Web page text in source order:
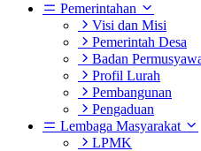
Pemerintahan
Visi dan Misi
Pemerintah Desa
Badan
Profil Lurah
Pembangunan
Pengaduan
Lembaga Masyarakat
LPMK